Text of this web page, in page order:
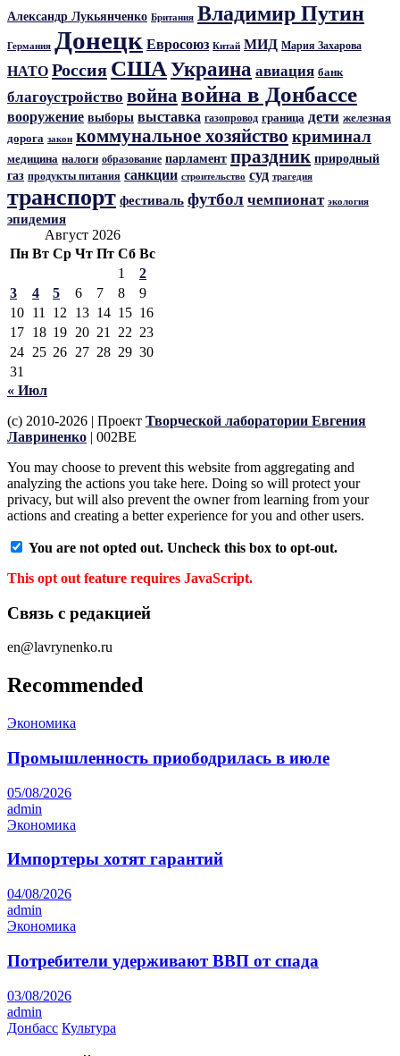
Александр Лукьянченко Британия Владимир Путин
Германия Донецк Евросоюз Китай МИД Мария Захарова
НАТО Россия СШАУкраина авиация банк
благоустройство войнавойна в Донбассе
вооружение выборы выставка газопровод граница дети железная
дорога закон коммунальное хозяйство криминал
медицина налоги образование парламент праздник природный
газ продукты питания санкции строительство суд трагедия
транспорт фестиваль футбол чемпионат экология
эпидемия
Август 2026
Пн Вт Ср Чт Пт Сб Вс
1
2
3
4 5 6 7 8
9
10 11 12 13 14 15 16
17 18 19 20 21 22 23
24 25 26 27 28 29 30
31
« Июл
(c) 2010-2026 | Проект Творческой лаборатории Евгения
Лавриненко | 002BE
You may choose to prevent this website from aggregating and
analyzing the actions you take here. Doing so will protect your
privacy, but will also prevent the owner from learning from your
actions and creating a better experience for you and other users.
You are not opted out. Uncheck this box to opt-out.
This opt out feature requires JavaScript.
Связь с редакцией
en@lavrynenko.ru
Recommended
Экономика
Промышленность приободрилась в июле
05/08/2026
admin
Экономика
Импортеры хотят гарантий
04/08/2026
admin
Экономика
Потребители удерживают ВВП от спада
03/08/2026
admin
Донбасс Культура